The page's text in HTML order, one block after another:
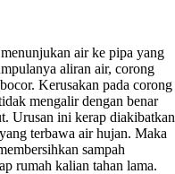
air ke pipa yang
aliran air, corong
Kerusakan pada corong
mengalir dengan benar
Urusan ini kerap diakibatkan
terbawa air hujan. Maka
sampah
rumah kalian tahan lama.